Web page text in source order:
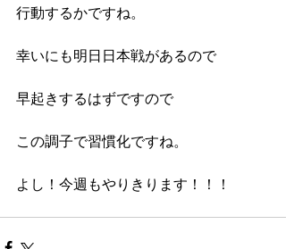
行動するかですね。
幸いにも明日日本戦があるので
早起きするはずですので
この調子で習慣化ですね。
よし！今週もやりきります！！！